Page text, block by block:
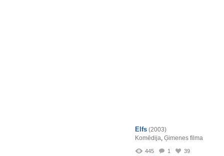
Elfs (2003)
Komēdija, Ģimenes filma
445 1 39